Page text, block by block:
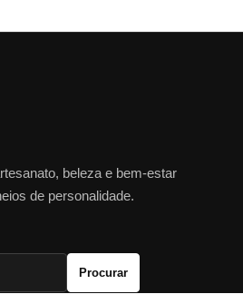
beleza e bem-estar
de personalidade.
Procurar